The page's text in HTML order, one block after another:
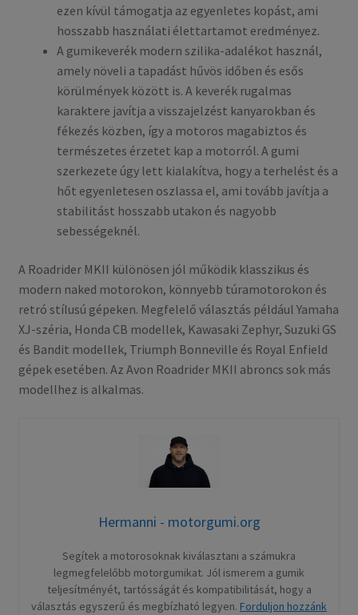
ezen kívül támogatja az egyenletes kopást, ami
hosszabb használati élettartamot eredményez.
A gumikeverék modern szilika-adalékot használ,
amely növeli a tapadást hűvös időben és esős
körülmények között is. A keverék rugalmas
karaktere javítja a visszajelzést kanyarokban és
fékezés közben, így a motoros magabiztos és
természetes érzetet kap a motorról. A gumi
szerkezete úgy lett kialakítva, hogy a terhelést és a
hőt egyenletesen oszlassa el, ami tovább javítja a
stabilitást hosszabb utakon és nagyobb
sebességeknél.
A Roadrider MKII különösen jól működik klasszikus és
modern naked motorokon, könnyebb túramotorokon és
retró stílusú gépeken. Megfelelő választás például Yamaha
XJ-széria, Honda CB modellek, Kawasaki Zephyr, Suzuki GS
és Bandit modellek, Triumph Bonneville és Royal Enfield
gépek esetében. Az Avon Roadrider MKII abroncs sok más
modellhez is alkalmas.
Hermanni - motorgumi.org
Segítek a motorosoknak kiválasztani a számukra
legmegfelelőbb motorgumikat. Jól ismerem a gumik
teljesítményét, tartósságát és kompatibilitását, hogy a
választás egyszerű és megbízható legyen. Forduljon hozzánk